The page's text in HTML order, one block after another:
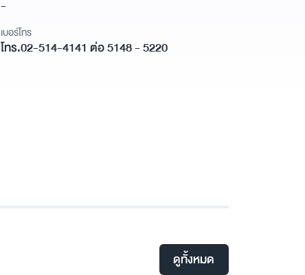
-
เบอร์โทร
โทร.02-514-4141 ต่อ 5148 - 5220
ดูทั้งหมด